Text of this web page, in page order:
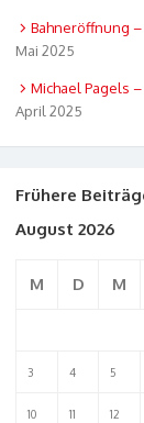
Bahneröffnung
Mai 2025
Michael Pagels
April 2025
Frühere
August 2026
M D M
3 4 5
10 11 12